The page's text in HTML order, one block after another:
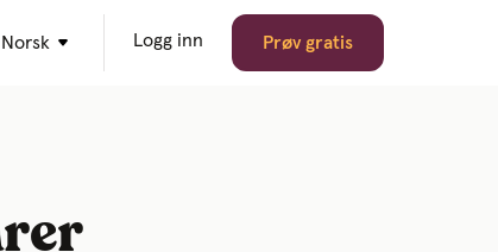
Logg inn Prøv gratis